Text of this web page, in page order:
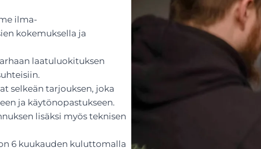
ilma-
kokemuksella ja
laatuluokituksen
selkeän tarjouksen, joka
ja käytönopastukseen.
lisäksi myös teknisen
6 kuukauden kuluttomalla